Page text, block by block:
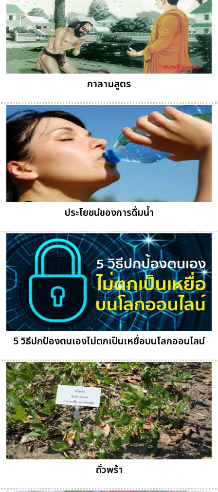
กาลามสูตร
ประโยชน์ของการดื่มน้ำ
5 วิธีปกป้องตนเองไม่ตกเป็นเหยื่อบนโลกออนไลน์
ถั่วพร้า